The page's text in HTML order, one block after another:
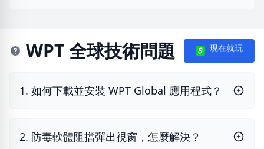
WPT 全球技術問題 現在就玩
1. 如何下載並安裝 WPT Global 應用程式？
2. 防毒軟體阻擋彈出視窗，怎麼解決？